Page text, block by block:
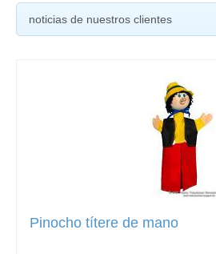
noticias de nuestros clientes
Pinocho títere de mano